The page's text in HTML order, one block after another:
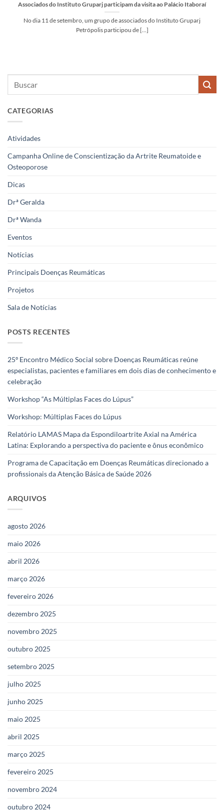
Associados do Instituto Gruparj participam da visita ao Palácio Itaboraí
No dia 11 de setembro, um grupo de associados do Instituto Gruparj
Petrópolis participou de [...]
CATEGORIAS
Atividades
Campanha Online de Conscientização da Artrite Reumatoide e
Osteoporose
Dicas
Drª Geralda
Drª Wanda
Eventos
Notícias
Principais Doenças Reumáticas
Projetos
Sala de Notícias
POSTS RECENTES
25º Encontro Médico Social sobre Doenças Reumáticas reúne
especialistas, pacientes e familiares em dois dias de conhecimento e
celebração
Workshop “As Múltiplas Faces do Lúpus”
Workshop: Múltiplas Faces do Lúpus
Relatório LAMAS Mapa da Espondiloartrite Axial na América
Latina: Explorando a perspectiva do paciente e ônus econômico
Programa de Capacitação em Doenças Reumáticas direcionado a
profissionais da Atenção Básica de Saúde 2026
ARQUIVOS
agosto 2026
maio 2026
abril 2026
março 2026
fevereiro 2026
dezembro 2025
novembro 2025
outubro 2025
setembro 2025
julho 2025
junho 2025
maio 2025
abril 2025
março 2025
fevereiro 2025
novembro 2024
outubro 2024